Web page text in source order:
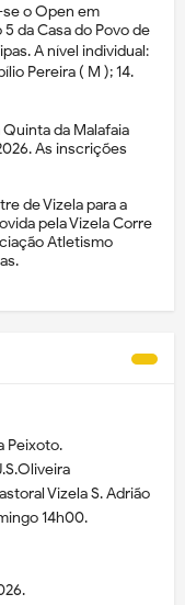
se o Open em
da Casa do Povo de
A nível individual:
Pereira ( M ); 14.
da Malafaia
As inscrições
de Vizela para a
pela Vizela Corre
Atletismo
Peixoto.
Vizela S. Adrião
14h00.